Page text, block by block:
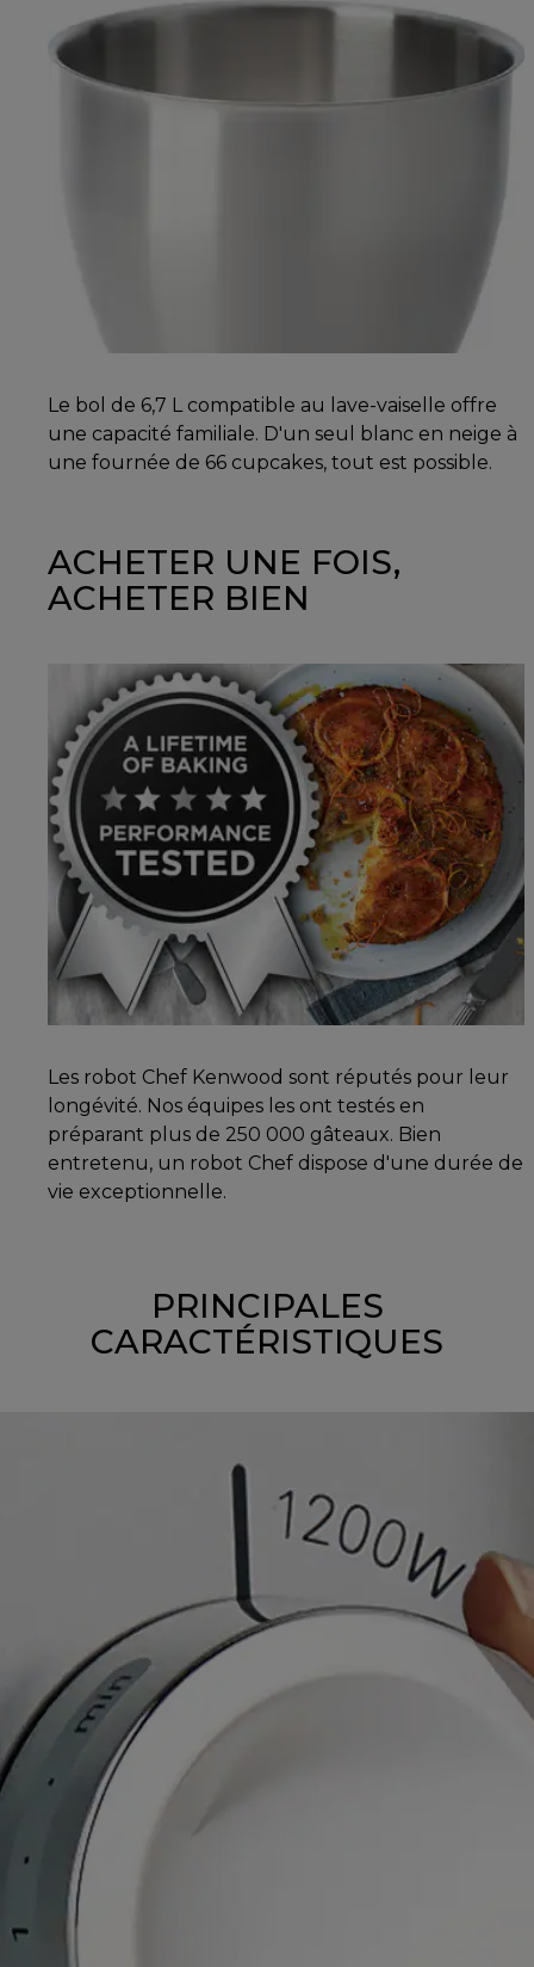
Le bol de 6,7 L compatible au lave-vaiselle offre
une capacité familiale. D'un seul blanc en neige à
une fournée de 66 cupcakes, tout est possible.
ACHETER UNE FOIS,
ACHETER BIEN
Les robot Chef Kenwood sont réputés pour leur
longévité. Nos équipes les ont testés en
préparant plus de 250 000 gâteaux. Bien
entretenu, un robot Chef dispose d'une durée de
vie exceptionnelle.
PRINCIPALES
CARACTÉRISTIQUES